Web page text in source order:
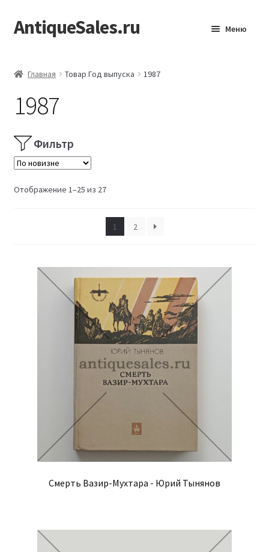
Перейти
к
Перейти
к
AntiqueSales.ru Меню
Главная Товар Год выпуска 1987
1987
Фильтр
Отображение 1–25 из 27Сортировка:
недавние
1
2
Смерть Вазир-Мухтара - Юрий Тынянов